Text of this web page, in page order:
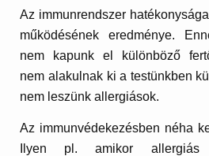
Az immunrendszer
működésének eredménye.
nem kapunk el különböző
nem alakulnak ki a testünkben
nem leszünk allergiások.
Az immunvédekezésben néha
Ilyen pl. amikor allergiás